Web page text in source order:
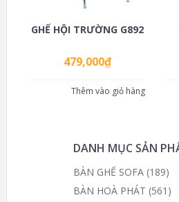
GHẾ HỘI TRƯỜNG G892
479,000₫
Thêm vào giỏ hàng
DANH MỤC SẢN
BÀN GHẾ SOFA (189)
BÀN HOÀ PHÁT (561)